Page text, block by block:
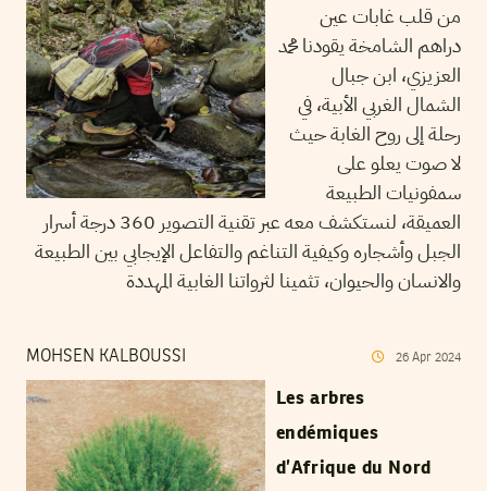
من قلب غابات عين
دراهم الشامخة يقودنا محمد
العزيزي، ابن جبال
الشمال الغربي الأبية، في
رحلة إلى روح الغابة حيث
لا صوت يعلو على
سمفونيات الطبيعة
العميقة، لنستكشف معه عبر تقنية التصوير 360 درجة أسرار
الجبل وأشجاره وكيفية التناغم والتفاعل الإيجابي بين الطبيعة
والانسان والحيوان، تثمينا لثرواتنا الغابية المهددة
MOHSEN KALBOUSSI 26 Apr 2024
Les arbres
endémiques
d’Afrique du Nord